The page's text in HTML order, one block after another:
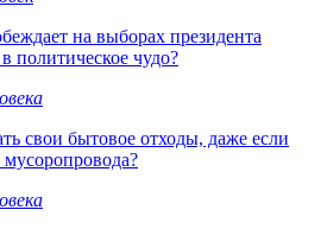
на выборах президента
политическое чудо?
свои бытовое отходы, даже если
мусоропровода?